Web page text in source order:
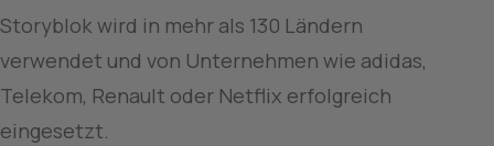
Storyblok wird in mehr als 130 Ländern
verwendet und von Unternehmen wie adidas,
Telekom, Renault oder Netflix erfolgreich
eingesetzt.